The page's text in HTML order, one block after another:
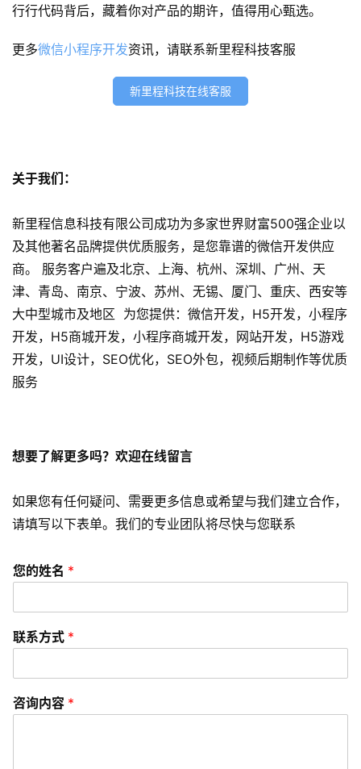
e
营
A
P
P
开
发
短
视
资
分
享
见
题
络
行行代码背后，藏着你对产品的期许，值得用心甄选。
更多微信小程序开发资讯，请联系新里程科技客服
新里程科技在线客服
关于我们：
新里程信息科技有限公司成功为多家世界财富500强企业以
及其他著名品牌提供优质服务，是您靠谱的微信开发供应
商。 服务客户遍及北京、上海、杭州、深圳、广州、天
津、青岛、南京、宁波、苏州、无锡、厦门、重庆、西安等
大中型城市及地区 为您提供：微信开发，H5开发，小程序
开发，H5商城开发，小程序商城开发，网站开发，H5游戏
开发，UI设计，SEO优化，SEO外包，视频后期制作等优质
服务
想要了解更多吗？欢迎在线留言
如果您有任何疑问、需要更多信息或希望与我们建立合作，
请填写以下表单。我们的专业团队将尽快与您联系
您的姓名 *
联系方式 *
咨询内容 *